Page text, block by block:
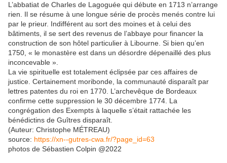
L’abbatiat de Charles de Lagoguée qui débute en 1713 n’arrange
rien. Il se résume à une longue série de procès menés contre lui
par le prieur. Indifférent au sort des moines et à celui des
bâtiments, il se sert des revenus de l’abbaye pour financer la
construction de son hôtel particulier à Libourne. Si bien qu’en
1750, « le monastère est dans un désordre dépenaillé des plus
inconcevable ».
La vie spirituelle est totalement éclipsée par ces affaires de
justice. Certainement moribonde, la communauté disparaît par
lettres patentes du roi en 1770. L’archevêque de Bordeaux
confirme cette suppression le 30 décembre 1774. La
congrégation des Exempts à laquelle s’était rattachée les
bénédictins de Guîtres disparaît.
(Auteur: Christophe MÉTREAU)
source: https://xn--gutres-cwa.fr/?page_id=63
photos de Sébastien Colpin @2022